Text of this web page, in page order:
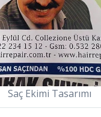
Saç Ekimi Tasarımı